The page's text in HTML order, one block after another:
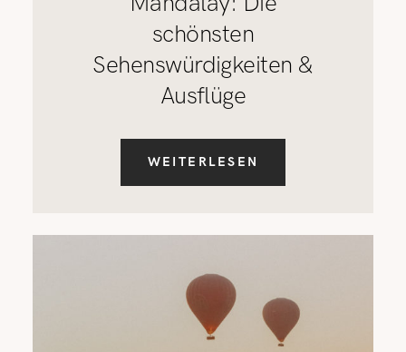
schönsten
Sehenswürdigkeiten &
Ausflüge
WEITERLESEN